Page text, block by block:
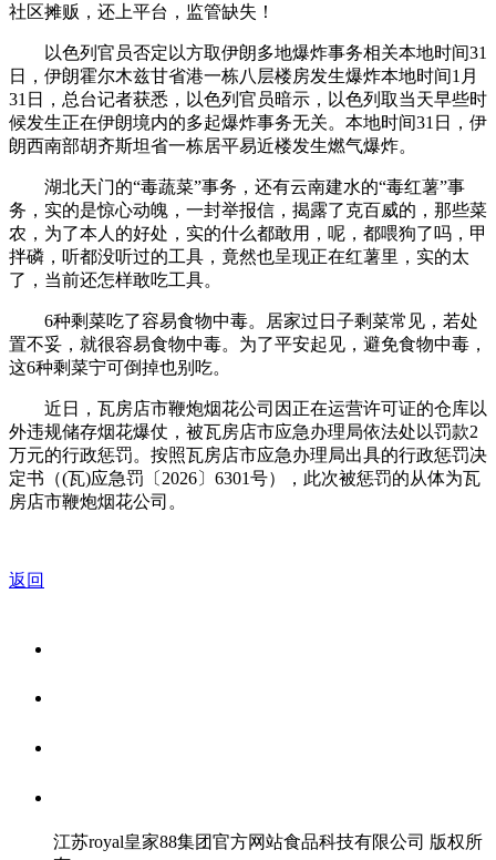
社区摊贩，还上平台，监管缺失！
以色列官员否定以方取伊朗多地爆炸事务相关本地时间31
日，伊朗霍尔木兹甘省港一栋八层楼房发生爆炸本地时间1月
31日，总台记者获悉，以色列官员暗示，以色列取当天早些时
候发生正在伊朗境内的多起爆炸事务无关。本地时间31日，伊
朗西南部胡齐斯坦省一栋居平易近楼发生燃气爆炸。
湖北天门的“毒蔬菜”事务，还有云南建水的“毒红薯”事
务，实的是惊心动魄，一封举报信，揭露了克百威的，那些菜
农，为了本人的好处，实的什么都敢用，呢，都喂狗了吗，甲
拌磷，听都没听过的工具，竟然也呈现正在红薯里，实的太
了，当前还怎样敢吃工具。
6种剩菜吃了容易食物中毒。居家过日子剩菜常见，若处
置不妥，就很容易食物中毒。为了平安起见，避免食物中毒，
这6种剩菜宁可倒掉也别吃。
近日，瓦房店市鞭炮烟花公司因正在运营许可证的仓库以
外违规储存烟花爆仗，被瓦房店市应急办理局依法处以罚款2
万元的行政惩罚。按照瓦房店市应急办理局出具的行政惩罚决
定书（(瓦)应急罚〔2026〕6301号），此次被惩罚的从体为瓦
房店市鞭炮烟花公司。
返回
江苏royal皇家88集团官方网站食品科技有限公司 版权所